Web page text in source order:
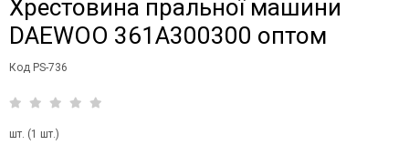
Хрестовина пральної машини
DAEWOO 361А300300 оптом
Код PS-736
шт. (1 шт.)